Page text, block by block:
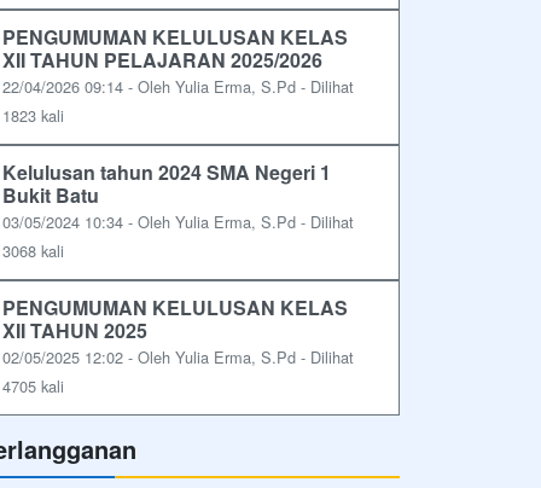
PENGUMUMAN KELULUSAN KELAS
XII TAHUN PELAJARAN 2025/2026
22/04/2026 09:14 - Oleh Yulia Erma, S.Pd - Dilihat
1823 kali
Kelulusan tahun 2024 SMA Negeri 1
Bukit Batu
03/05/2024 10:34 - Oleh Yulia Erma, S.Pd - Dilihat
3068 kali
PENGUMUMAN KELULUSAN KELAS
XII TAHUN 2025
02/05/2025 12:02 - Oleh Yulia Erma, S.Pd - Dilihat
4705 kali